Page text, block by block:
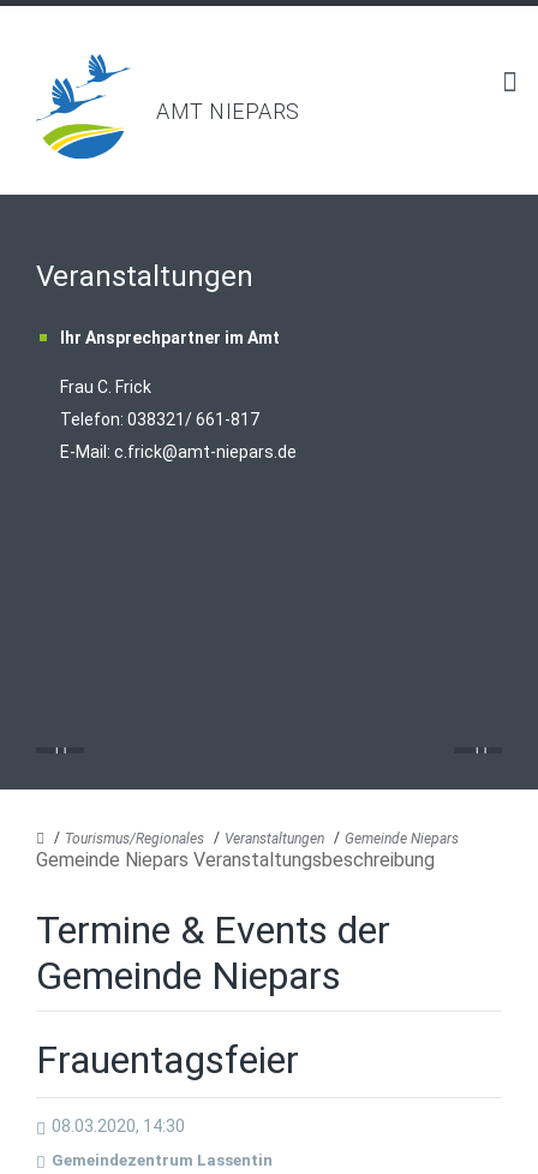
AMT NIEPARS
Veranstaltungen
Ihr Ansprechpartner im Amt
Frau C. Frick
Telefon: 038321/ 661-817
E-Mail: c.frick@amt-niepars.de
Tourismus/Regionales Veranstaltungen Gemeinde Niepars
Gemeinde Niepars Veranstaltungsbeschreibung
Termine & Events der
Gemeinde Niepars
Frauentagsfeier
08.03.2020, 14:30
Gemeindezentrum Lassentin